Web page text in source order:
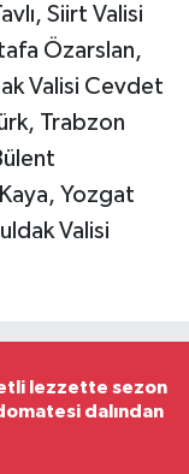
Siirt Valisi
Özarslan,
Valisi Cevdet
Trabzon
Yozgat
Valisi
lezzette sezon
dalından